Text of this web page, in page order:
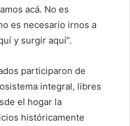
acá. No es
es necesario irnos a
y surgir aquí”.
participaron de
integral, libres
el hogar la
históricamente